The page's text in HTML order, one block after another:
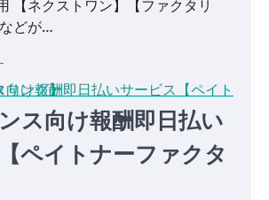
【ネクストワン】【ファクタリ
どが…
ス向け報酬即日払い
ペイトナーファクタ